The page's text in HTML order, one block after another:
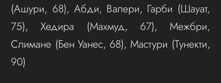
(Ашури, 68), Абди, Валери, Гарби (Шауат,
75), Хедира (Махмуд, 67), Межбри,
Слимане (Бен Уанес, 68), Мастури (Тунекти,
90)